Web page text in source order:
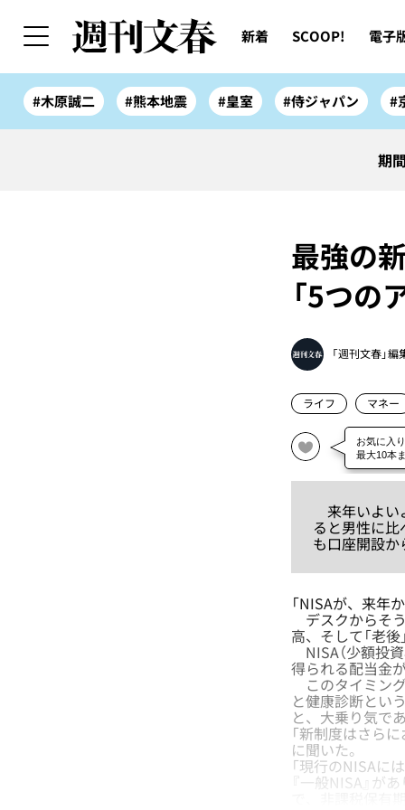
新着 SCOOP! 電子
#木原誠二 #熊本地震 #皇室 #侍ジャパン #
期
最強の
「5つの
「週刊文春」編
ライフ マネー
来年いよい
ると男性に
も口座開設
「NISAが、来年
デスクからそ
高、そして「老
NISA（少額投
得られる配当金
このタイミン
と健康診断とい
と、大乗り気で
「新制度はさら
に聞いた。
「現行のNISAに
『一般NISA』